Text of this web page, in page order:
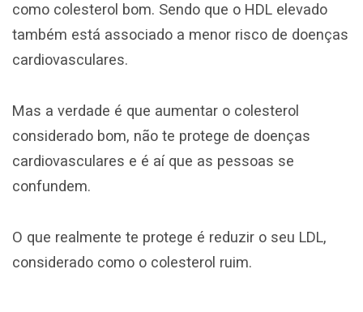
como colesterol bom. Sendo que o HDL elevado
também está associado a menor risco de doenças
cardiovasculares.
Mas a verdade é que aumentar o colesterol
considerado bom, não te protege de doenças
cardiovasculares e é aí que as pessoas se
confundem.
O que realmente te protege é reduzir o seu LDL,
considerado como o colesterol ruim.